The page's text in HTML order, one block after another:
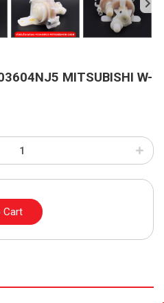
MITSUBISHI W-
Cart